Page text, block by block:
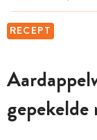
RECEPT
gepekelde
MIJN BEWAARDE